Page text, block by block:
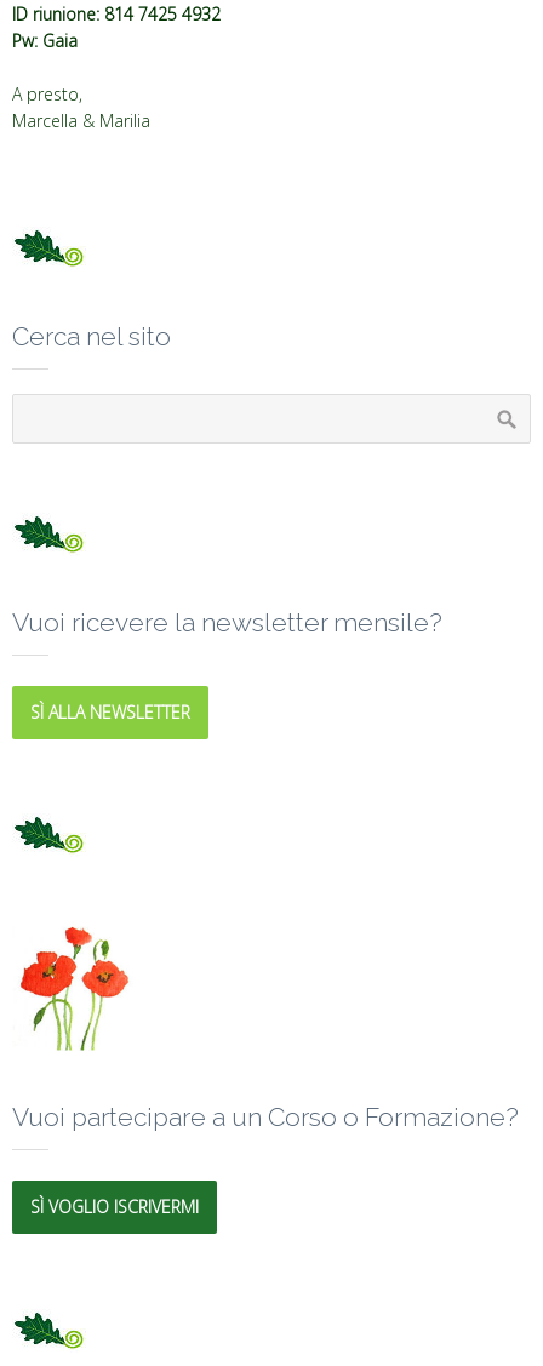
ID riunione: 814 7425 4932
Pw: Gaia
A presto,
Marcella & Marilia
Cerca nel sito
Vuoi ricevere la newsletter mensile?
SÌ ALLA NEWSLETTER
Vuoi partecipare a un Corso o Formazione?
SÌ VOGLIO ISCRIVERMI